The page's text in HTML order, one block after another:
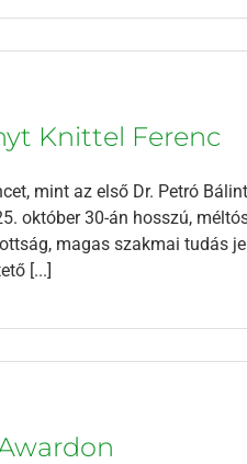
Knittel Ferenc
mint az első Dr. Petró
október 30-án hosszú,
magas szakmai tudás
[...]